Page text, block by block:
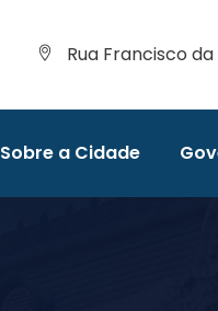
Rua Francisco
Sobre a Cidade